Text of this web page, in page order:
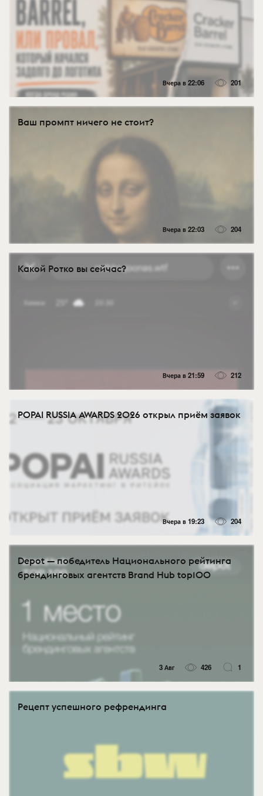
Вчера в 22:06 201
Ваш промпт ничего не стоит?
Вчера в 22:03 204
Какой Ротко вы сейчас?
Вчера в 21:59 212
POPAI RUSSIA AWARDS 2026 открыл приём заявок
Вчера в 19:23 204
Depot — победитель Национального рейтинга
брендинговых агентств Brand Hub top100
3 Авг 426 1
Рецепт успешного рефрендинга